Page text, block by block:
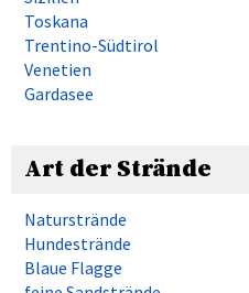
Toskana
Trentino-Südtirol
Venetien
Gardasee
Art der Strände
Naturstrände
Hundestrände
Blaue Flagge